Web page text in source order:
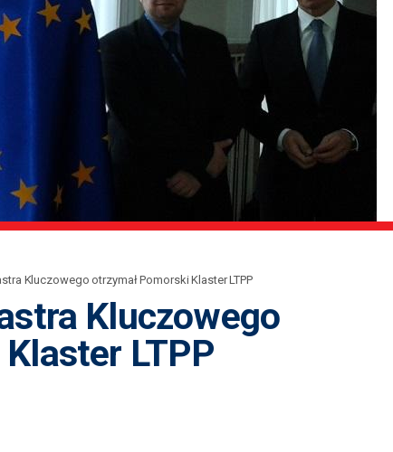
Kluczowego otrzymał Pomorski Klaster LTPP
Kluczowego
LTPP